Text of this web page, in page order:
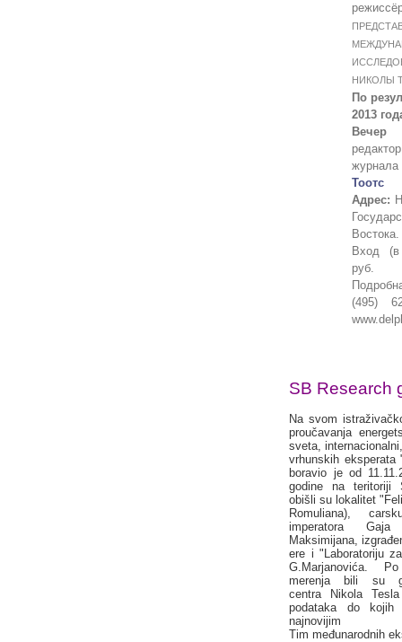
НИКОЛЫ
По
2013
Тоотс
Адрес:
Востока.
Вход
руб.
(495)
SB Research
Na svom
proučavanja
sveta,
vrhunskih eksperata
boravio je od
godine na teritoriji
obišli su lokalitet
Romuliana),
imperatora
Maksimijana,
ere i "Laboratoriju
G.Marjanovića.
merenja bili su
centra Nikola
podataka do
najnovijim
Tim međunarodnih